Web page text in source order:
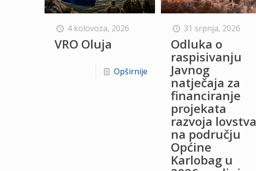
4 kolovoza, 2026
VRO Oluja
Opširnije
31 srpnja, 2026
Odluka o
raspisivanju
Javnog
natječaja za
financiranje
projekata
razvoja lovstva
na području
Općine
Karlobag u